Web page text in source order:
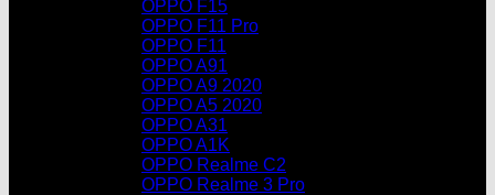
OPPO F15
OPPO F11 Pro
OPPO F11
OPPO A91
OPPO A9 2020
OPPO A5 2020
OPPO A31
OPPO A1K
OPPO Realme C2
OPPO Realme 3 Pro